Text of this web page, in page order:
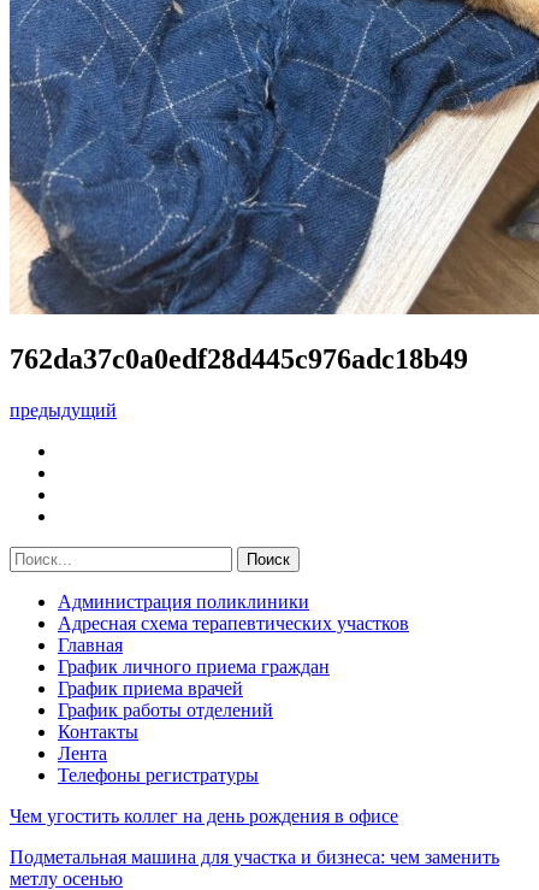
762da37c0a0edf28d445c976adc18b49
предыдущий
Администрация поликлиники
Адресная схема терапевтических участков
Главная
График личного приема граждан
График приема врачей
График работы отделений
Контакты
Лента
Телефоны регистратуры
Чем угостить коллег на день рождения в офисе
Подметальная машина для участка и бизнеса: чем заменить
метлу осенью